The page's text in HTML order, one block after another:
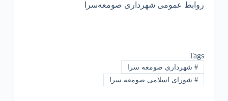
روابط عمومی شهرداری صومعه‌سرا
Tags
#شهرداری صومعه سرا
#شورای اسلامی صومعه سرا